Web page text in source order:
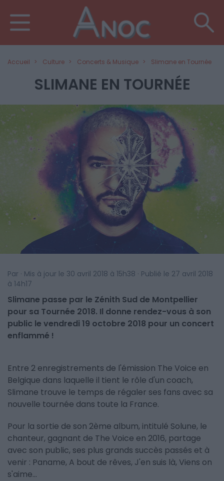
Accueil Culture Concerts & Musique Slimane en Tournée
SLIMANE EN TOURNÉE
Par · Mis à jour le 30 avril 2018 à 15h38 · Publié le 27 avril 2018
à 14h17
Slimane passe par le Zénith Sud de Montpellier
pour sa Tournée 2018. Il donne rendez-vous à son
public le vendredi 19 octobre 2018 pour un concert
enflammé !
Entre 2 enregistrements de l'émission The Voice en
Belgique dans laquelle il tient le rôle d'un coach,
Slimane trouve le temps de régaler ses fans avec sa
nouvelle tournée dans toute la France.
Pour la sortie de son 2ème album, intitulé Solune, le
chanteur, gagnant de The Voice en 2016, partage
avec son public, ses plus grands succès passés et à
venir : Paname, A bout de rêves, J'en suis là, Viens on
s'aime...